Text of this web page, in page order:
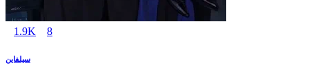
1.9K 8
سيلفاين